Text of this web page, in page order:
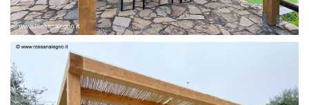
PERGOLA 6 X 3